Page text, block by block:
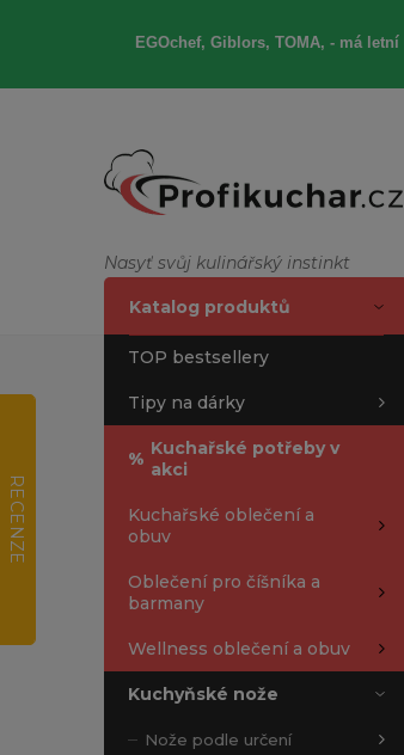
EGOchef, Giblors, TOMA, -má letní
Nasyť svůj kulinářský instinkt
Katalog produktů
TOP bestsellery
Tipy na dárky
% Kuchařské potřeby v
akci
Kuchařské oblečení a
obuv
Oblečení pro číšníka a
barmany
Wellness oblečení a obuv
Kuchyňské nože
Nože podle určení
RECENZE